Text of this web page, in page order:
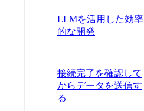
LLMを活用した効率
的な開発
接続完了を確認して
からデータを送信す
る